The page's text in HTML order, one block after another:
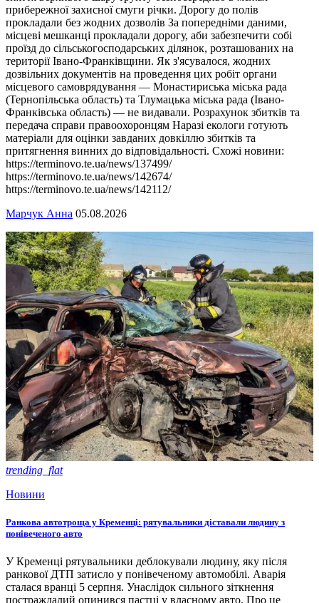
прибережної захисної смуги річки. Дорогу до полів
прокладали без жодних дозволів За попередніми даними,
місцеві мешканці прокладали дорогу, аби забезпечити собі
проїзд до сільськогосподарських ділянок, розташованих на
території Івано-Франківщини. Як з'ясувалося, жодних
дозвільних документів на проведення цих робіт органи
місцевого самоврядування — Монастириська міська рада
(Тернопільська область) та Тлумацька міська рада (Івано-
Франківська область) — не видавали. Розрахунок збитків та
передача справи правоохоронцям Наразі екологи готують
матеріали для оцінки завданих довкіллю збитків та
притягнення винних до відповідальності. Схожі новини:
https://terminovo.te.ua/news/137499/
https://terminovo.te.ua/news/142674/
https://terminovo.te.ua/news/142112/
Марчук Анна 05.08.2026
trending_flat
Новини
Ранкова автотроща у Кременці: рятувальники діставали людину з
понівеченого авто
У Кременці рятувальники деблокували людину, яку після
ранкової ДТП затисло у понівеченому автомобілі. Аварія
сталася вранці 5 серпня. Унаслідок сильного зіткнення
постраждалий опинився пастці у власному авто. Про це